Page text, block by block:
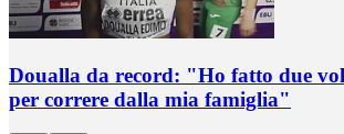
Doualla da record: "Ho fatto due
per correre dalla mia famiglia"